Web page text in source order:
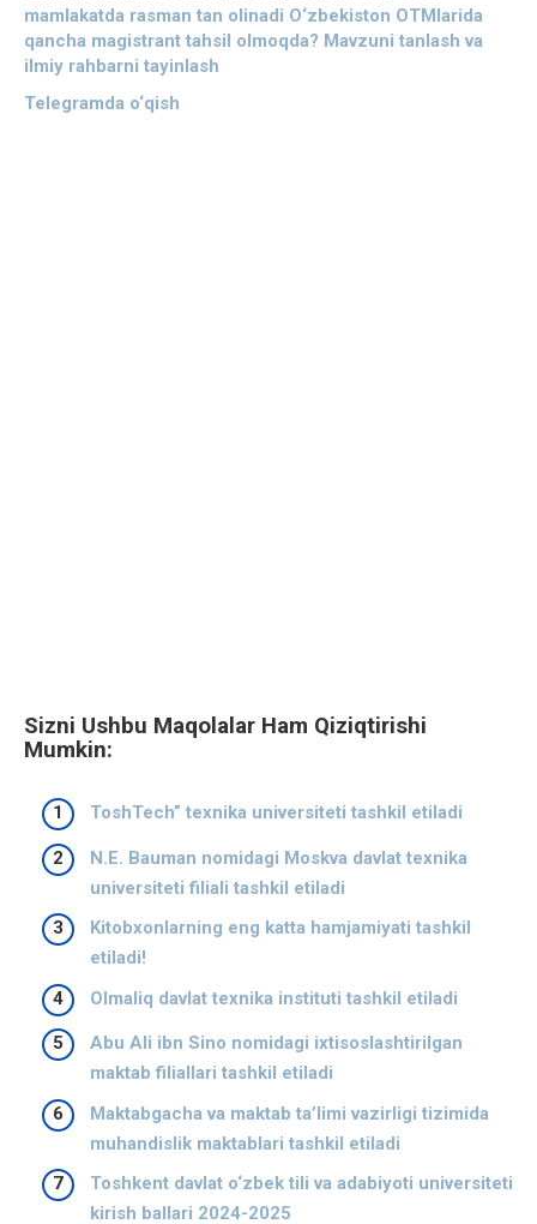
mamlakatda rasman tan olinadi O‘zbekiston OTMlarida
qancha magistrant tahsil olmoqda? Mavzuni tanlash va
ilmiy rahbarni tayinlash
Telegramda o‘qish
Sizni Ushbu Maqolalar Ham Qiziqtirishi
Mumkin:
ToshTech” texnika universiteti tashkil etiladi
N.E. Bauman nomidagi Moskva davlat texnika
universiteti filiali tashkil etiladi
Kitobxonlarning eng katta hamjamiyati tashkil
etiladi!
Olmaliq davlat texnika instituti tashkil etiladi
Abu Ali ibn Sino nomidagi ixtisoslashtirilgan
maktab filiallari tashkil etiladi
Maktabgacha va maktab taʼlimi vazirligi tizimida
muhandislik maktablari tashkil etiladi
Toshkent davlat o‘zbek tili va adabiyoti universiteti
kirish ballari 2024-2025